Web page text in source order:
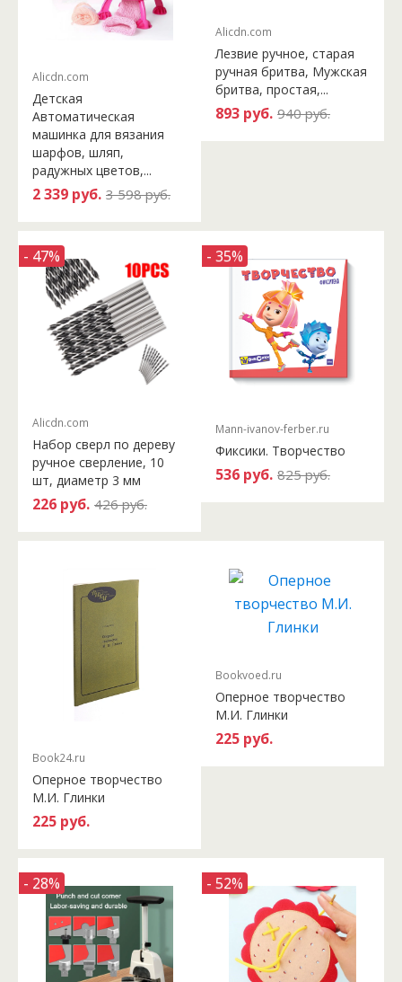
Alicdn.com
Детская
Автоматическая
машинка для вязания
шарфов, шляп,
радужных цветов,...
2 339 руб. 3 598 руб.
Alicdn.com
Лезвие ручное, старая
ручная бритва, Мужская
бритва, простая,...
893 руб. 940 руб.
- 47%
Alicdn.com
Набор сверл по дереву
ручное сверление, 10
шт, диаметр 3 мм
226 руб. 426 руб.
- 35%
Mann-ivanov-ferber.ru
Фиксики. Творчество
536 руб. 825 руб.
Book24.ru
Оперное творчество
М.И. Глинки
225 руб.
Bookvoed.ru
Оперное творчество
М.И. Глинки
225 руб.
- 28% - 52%